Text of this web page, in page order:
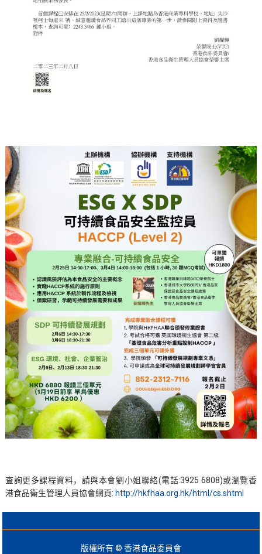
查詢更多課程資料，請與本會劉小姐聯絡(電話:3925 6808)或瀏覽香
港食品衛生管理人員協會網頁: http://hkfhaa.org.hk/html/cs.shtml
版權所有 © 香港食品委員會